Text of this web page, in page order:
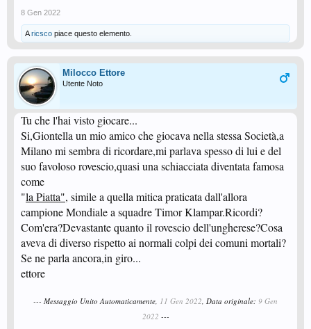
8 Gen 2022
Aricsco piace questo elemento.
Milocco Ettore
Utente Noto
Tu che l'hai visto giocare...
Si,Giontella un mio amico che giocava nella stessa Società,a
Milano mi sembra di ricordare,mi parlava spesso di lui e del
suo favoloso rovescio,quasi una schiacciata diventata famosa
come
"la Piatta", simile a quella mitica praticata dall'allora
campione Mondiale a squadre Timor Klampar.Ricordi?
Com'era?Devastante quanto il rovescio dell'ungherese?Cosa
aveva di diverso rispetto ai normali colpi dei comuni mortali?
Se ne parla ancora,in giro...
ettore
--- Messaggio Unito Automaticamente, 11 Gen 2022, Data originale: 9 Gen
2022 ---